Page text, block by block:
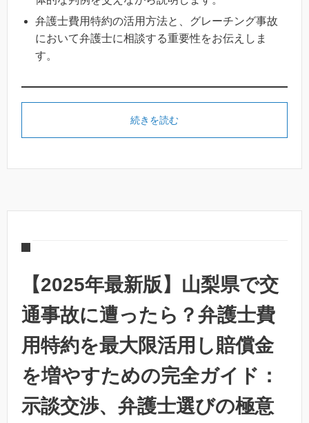
弁護士費用特約の活用方法と、グレーチング事故
において弁護士に相談する重要性をお伝えしま
す。
続きを読む
【2025年最新版】山梨県で交
通事故に遭ったら？弁護士費
用特約を最大限活用し賠償金
を増やすための完全ガイド：
示談交渉、弁護士選びの極意